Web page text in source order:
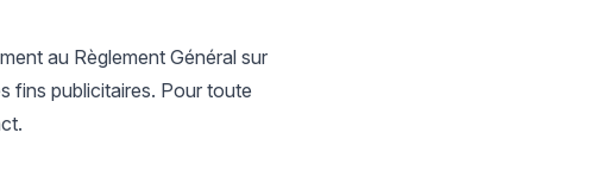
au Règlement Général sur
fins publicitaires. Pour toute